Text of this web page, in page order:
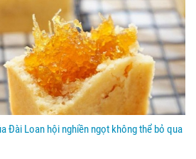
Đài Loan hội nghiền ngọt không thể bỏ qua